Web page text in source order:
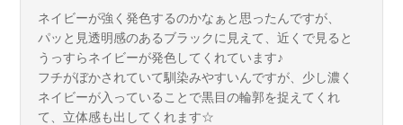
ネイビーが強く発色するのかなぁと思ったんですが、
パッと見透明感のあるブラックに見えて、近くで見ると
うっすらネイビーが発色してくれています♪
フチがぼかされていて馴染みやすいんですが、少し濃く
ネイビーが入っていることで黒目の輪郭を捉えてくれ
て、立体感も出してくれます☆